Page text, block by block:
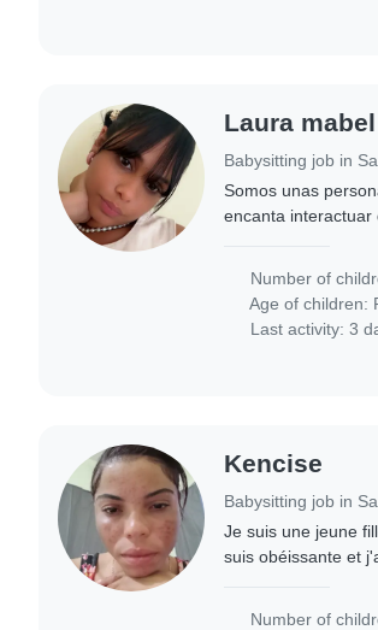
Laura
Babysitting job in
Somos unas
encanta interactuar
Number of
Age of children:
Last activity: 3
Kencise
Babysitting job in
Je suis une jeune
suis obéissante et
Number of